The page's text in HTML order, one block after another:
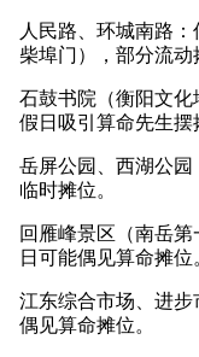
人民路、环城南路：
柴埠门），部分流动
石鼓书院（衡阳文
假日吸引算命先生摆
岳屏公园、西湖公
临时摊位。
回雁峰景区（南岳
日可能偶见算命摊位
江东综合市场、进
偶见算命摊位。